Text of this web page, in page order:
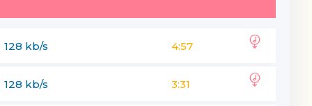
128 kb/s 4:57
128 kb/s 3:31